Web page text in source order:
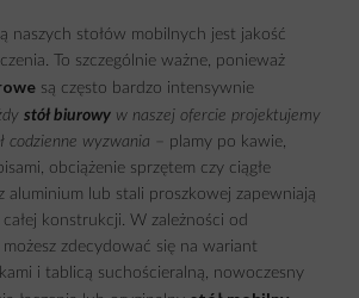
naszych stołów mobilnych jest jakość
To szczególnie ważne, ponieważ
są często bardzo intensywnie
stół biurowy w naszej ofercie projektujemy
codzienne wyzwania – plamy po kawie,
obciążenie sprzętem czy ciągłe
aluminium lub stali proszkowej zapewniają
konstrukcji. W zależności od
zdecydować się na wariant
i tablicą suchościeralną, nowoczesny